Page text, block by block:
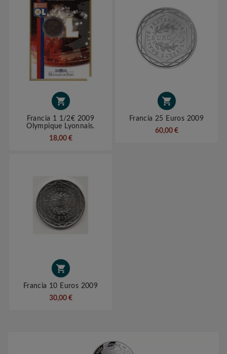

Francia 1 1/2€ 2009
Olympique Lyonnais.
18,00 €

Francia 25 Euros 2009
60,00 €

Francia 10 Euros 2009
30,00 €